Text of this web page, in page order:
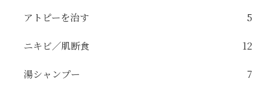
アトピーを治す 5
ニキビ／肌断食 12
湯シャンプー 7